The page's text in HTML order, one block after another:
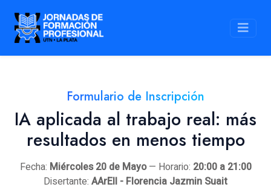
Formulario de Inscripción
IA aplicada al trabajo real: más
resultados en menos tiempo
Fecha: Miércoles 20 de Mayo— Horario: 20:00 a 21:00
Disertante: AArEII - Florencia Jazmin Suait